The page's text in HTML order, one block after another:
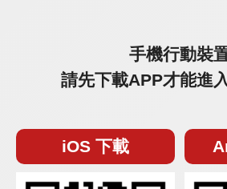
手機行動裝
請先下載APP才能進
iOS 下載